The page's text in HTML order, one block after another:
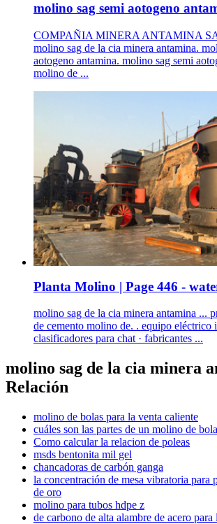
molino sag semi aotogeno
COMPAÑIA MINERA ANTAMINA
molino sag de la cia minera antamina.
aotogeno antamina. molino sag semi
molino de ...
Planta Molino | Page 446 -
molino sag de la cia minera antamina ...
de cemento molino de. . equipo eléctrico
clasificadores para chat · fabricantes ...
molino sag de la cia minera
Relación
molino de bolas para la venta caliente
cuáles son las partes de un molino de
Como calcular la relacion de poleas
msds bentonita mil gel
chancadoras de carbón ganga
la concentración de mesa vibratoria para
de oro
molino para tubos hdpe z
de carbono de alta alambre de acero